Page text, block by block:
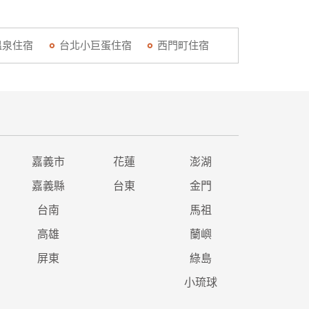
住宿 台北小巨蛋住宿 西門町住宿
嘉義市 花蓮 澎湖
嘉義縣 台東 金門
台南 馬祖
高雄 蘭嶼
屏東 綠島
小琉球